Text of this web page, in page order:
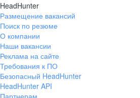
HeadHunter
Размещение вакансий
Поиск по резюме
О компании
Наши вакансии
Реклама на сайте
Требования к ПО
Безопасный HeadHunter
HeadHunter API
Партнерам